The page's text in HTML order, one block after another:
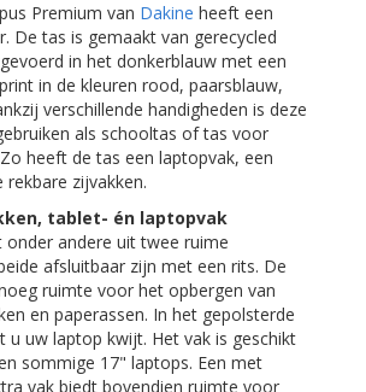
Premium van Dakine heeft een
De tas is gemaakt van gerecycled
in het donkerblauw met een
in de kleuren rood, paarsblauw,
verschillende handigheden is deze
als schooltas of tas voor
heeft de tas een laptopvak, een
zijvakken.
tablet- én laptopvak
andere uit twee ruime
afsluitbaar zijn met een rits. De
ruimte voor het opbergen van
en paperassen. In het gepolsterde
u uw laptop kwijt. Het vak is geschikt
sommige 17" laptops. Een met
vak biedt bovendien ruimte voor